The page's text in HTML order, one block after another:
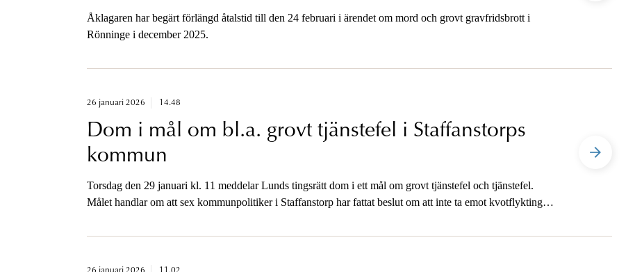
Åklagaren har begärt förlängd åtalstid till den 24 februari i ärendet om mord och grovt gravfridsbrott i
Rönninge i december 2025.
26 januari 2026 14.48
Dom i mål om bl.a. grovt tjänstefel i Staffanstorps
kommun
Torsdag den 29 januari kl. 11 meddelar Lunds tingsrätt dom i ett mål om grovt tjänstefel och tjänstefel.
Målet handlar om att sex kommunpolitiker i Staffanstorp har fattat beslut om att inte ta emot kvotflyktingar.
nyanlända för bosättning i kommunen.